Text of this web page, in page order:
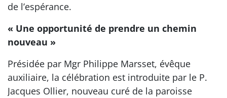
de l’espérance.
« Une opportunité de prendre un chemin
nouveau »
Présidée par Mgr Philippe Marsset, évêque
auxiliaire, la célébration est introduite par le P.
Jacques Ollier, nouveau curé de la paroisse